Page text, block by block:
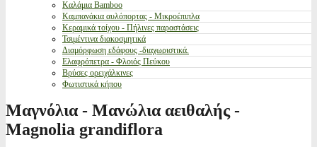
Καλάμια Bamboo
Καμπανάκια αυλόπορτας - Μικροέπιπλα
Κεραμικά τοίχου - Πήλινες παραστάσεις
Τσιμέντινα διακοσμητικά
Διαμόρφωση εδάφους -διαχωριστικά.
Ελαφρόπετρα - Φλοιός Πεύκου
Βρύσες ορειχάλκινες
Φωτιστικά κήπου
Μαγνόλια - Μανώλια αειθαλής -
Magnolia grandiflora